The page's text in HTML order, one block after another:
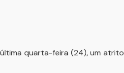
quarta-feira (24), um atrito